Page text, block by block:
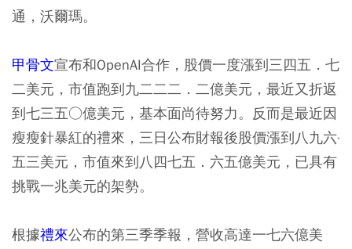
通，沃爾瑪。
甲骨文宣布和OpenAI合作，股價一度漲到三四五．七
二美元，市值跑到九二二二．二億美元，最近又折返
到七三五○億美元，基本面尚待努力。反而是最近因
瘦瘦針暴紅的禮來，三日公布財報後股價漲到八九六·
五三美元，市值來到八四七五．六五億美元，已具有
挑戰一兆美元的架勢。
根據禮來公布的第三季季報，營收高達一七六億美